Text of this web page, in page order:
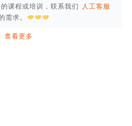
课程或培训，联系我们 人工客服
需求。
查看更多